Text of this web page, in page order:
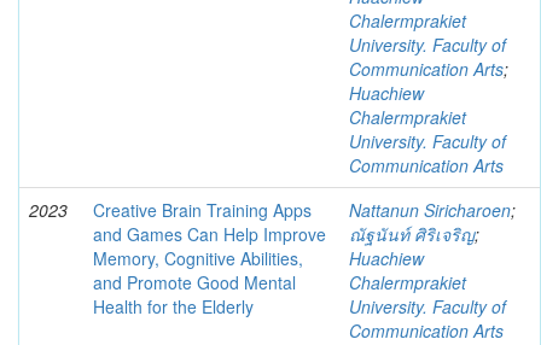
Chalermprakiet
University. Faculty of
Communication Arts;
Huachiew
Chalermprakiet
University. Faculty of
Communication Arts
2023
Creative Brain Training Apps
and Games Can Help Improve
Memory, Cognitive Abilities,
and Promote Good Mental
Health for the Elderly
Nattanun Siricharoen;
ณัฐนันท์ ศิริเจริญ;
Huachiew
Chalermprakiet
University. Faculty of
Communication Arts